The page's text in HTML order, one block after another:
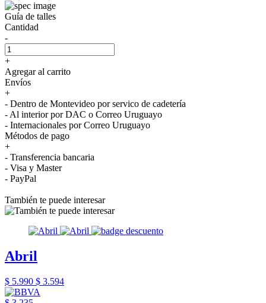
Guía de talles
Cantidad
-
+
Agregar al carrito
Envíos
+
- Dentro de Montevideo por servico de cadetería
- Al interior por DAC o Correo Uruguayo
- Internacionales por Correo Uruguayo
Métodos de pago
+
- Transferencia bancaria
- Visa y Master
- PayPal
También te puede interesar
Abril
$ 5.990 $ 3.594